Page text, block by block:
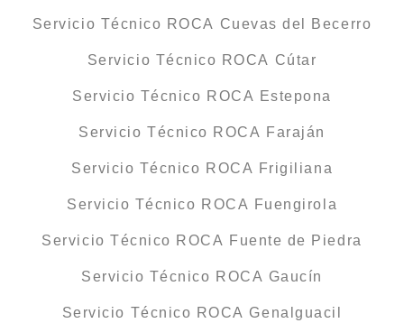
Servicio Técnico ROCA Cuevas del Becerro
Servicio Técnico ROCA Cútar
Servicio Técnico ROCA Estepona
Servicio Técnico ROCA Faraján
Servicio Técnico ROCA Frigiliana
Servicio Técnico ROCA Fuengirola
Servicio Técnico ROCA Fuente de Piedra
Servicio Técnico ROCA Gaucín
Servicio Técnico ROCA Genalguacil